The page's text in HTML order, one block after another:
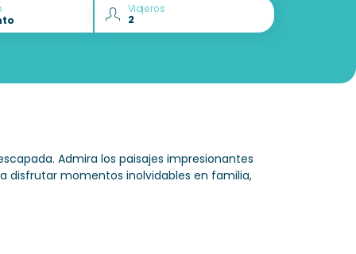
Viajeros
Admira los paisajes impresionantes
disfrutar momentos inolvidables en familia,